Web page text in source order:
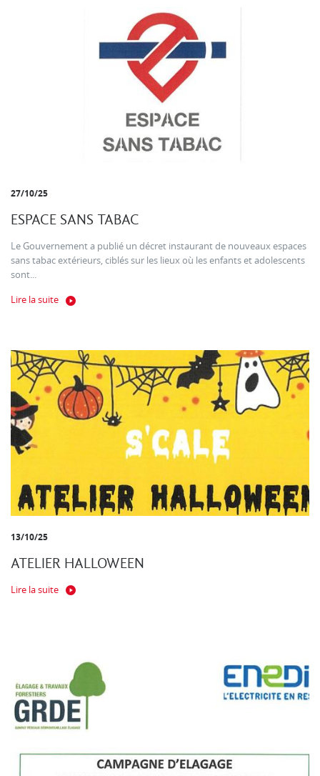
27/10/25
ESPACE SANS TABAC
Le Gouvernement a publié un décret instaurant de nouveaux espaces
sans tabac extérieurs, ciblés sur les lieux où les enfants et adolescents
sont...
Lire la suite
13/10/25
ATELIER HALLOWEEN
Lire la suite